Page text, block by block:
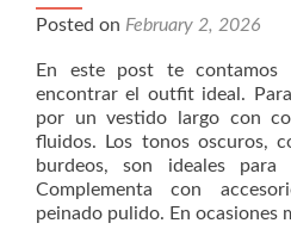
Posted on February 2, 2026
En este post te contamos
encontrar el outfit ideal.
por un vestido largo con
fluidos. Los tonos oscuros,
burdeos, son ideales para
Complementa con
peinado pulido. En ocasiones